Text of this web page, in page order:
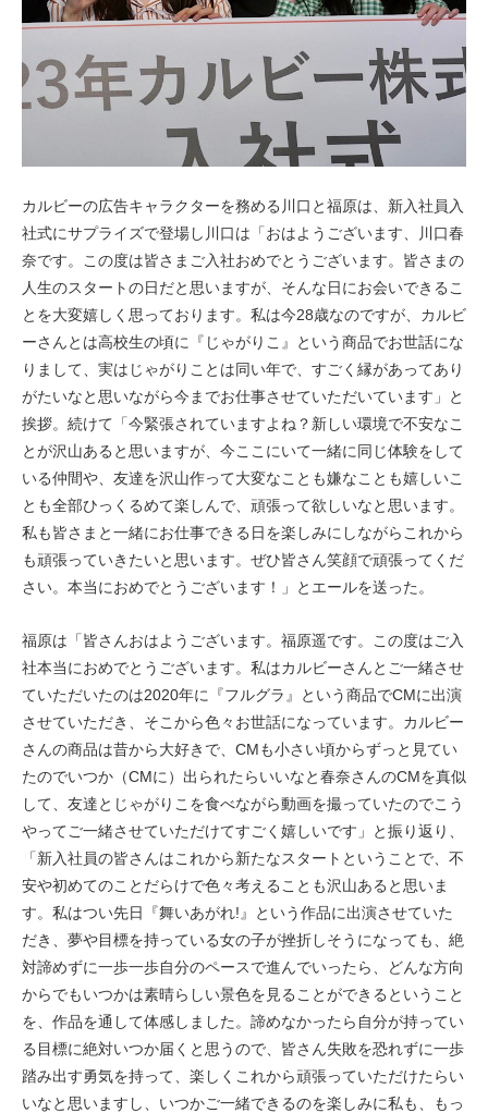
カルビーの広告キャラクターを務める川口と福原は、新入社員入
社式にサプライズで登場し川口は「おはようございます、川口春
奈です。この度は皆さまご入社おめでとうございます。皆さまの
人生のスタートの日だと思いますが、そんな日にお会いできるこ
とを大変嬉しく思っております。私は今28歳なのですが、カルビ
ーさんとは高校生の頃に『じゃがりこ』という商品でお世話にな
りまして、実はじゃがりことは同い年で、すごく縁があってあり
がたいなと思いながら今までお仕事させていただいています」と
挨拶。続けて「今緊張されていますよね？新しい環境で不安なこ
とが沢山あると思いますが、今ここにいて一緒に同じ体験をして
いる仲間や、友達を沢山作って大変なことも嫌なことも嬉しいこ
とも全部ひっくるめて楽しんで、頑張って欲しいなと思います。
私も皆さまと一緒にお仕事できる日を楽しみにしながらこれから
も頑張っていきたいと思います。ぜひ皆さん笑顔で頑張ってくだ
さい。本当におめでとうございます！」とエールを送った。
福原は「皆さんおはようございます。福原遥です。この度はご入
社本当におめでとうございます。私はカルビーさんとご一緒させ
ていただいたのは2020年に『フルグラ』という商品でCMに出演
させていただき、そこから色々お世話になっています。カルビー
さんの商品は昔から大好きで、CMも小さい頃からずっと見てい
たのでいつか（CMに）出られたらいいなと春奈さんのCMを真似
して、友達とじゃがりこを食べながら動画を撮っていたのでこう
やってご一緒させていただけてすごく嬉しいです」と振り返り、
「新入社員の皆さんはこれから新たなスタートということで、不
安や初めてのことだらけで色々考えることも沢山あると思いま
す。私はつい先日『舞いあがれ!』という作品に出演させていた
だき、夢や目標を持っている女の子が挫折しそうになっても、絶
対諦めずに一歩一歩自分のペースで進んでいったら、どんな方向
からでもいつかは素晴らしい景色を見ることができるということ
を、作品を通して体感しました。諦めなかったら自分が持ってい
る目標に絶対いつか届くと思うので、皆さん失敗を恐れずに一歩
踏み出す勇気を持って、楽しくこれから頑張っていただけたらい
いなと思いますし、いつかご一緒できるのを楽しみに私も、もっ